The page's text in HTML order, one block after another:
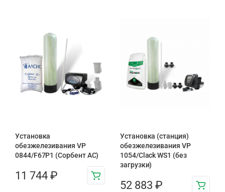
Установка
обезжелезивания VP
0844/F67P1 (Сорбент АС)
11 744 ₽
Установка (станция)
обезжелезивания VP
1054/Clack WS1 (без
загрузки)
52 883 ₽